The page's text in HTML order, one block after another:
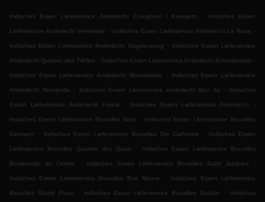
Indisches Essen Lieferservice Anderlecht Cureghem / Kuregem . Indisches Essen
Lieferservice Anderlecht Veeweyde . Indisches Essen Lieferservice Anderlecht La Roue .
Indisches Essen Lieferservice Anderlecht Vogelenzang . Indisches Essen Lieferservice
Anderlecht Quartier des Trèfles . Indisches Essen Lieferservice Anderlecht Scherdemael .
Indisches Essen Lieferservice Anderlecht Moortebeek . Indisches Essen Lieferservice
Anderlecht Neerpede . Indisches Essen Lieferservice Anderlecht Bon Air . Indisches
Essen Lieferservice Anderlecht Forest . Indisches Essen Lieferservice Anderlecht .
Indisches Essen Lieferservice Bruxelles Nord . Indisches Essen Lieferservice Bruxelles
Dansaert . Indisches Essen Lieferservice Bruxelles Ste Catherine . Indisches Essen
Lieferservice Bruxelles Quartier des Quais . Indisches Essen Lieferservice Bruxelles
Boulevards du Centre . Indisches Essen Lieferservice Bruxelles Saint Jacques .
Indisches Essen Lieferservice Bruxelles Rue Neuve . Indisches Essen Lieferservice
Bruxelles Grand Place . Indisches Essen Lieferservice Bruxelles Sablon . Indisches